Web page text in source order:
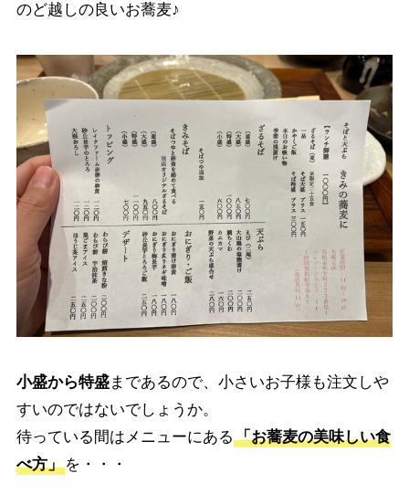
のど越しの良いお蕎麦♪
小盛から特盛まであるので、小さいお子様も注文しや
すいのではないでしょうか。
待っている間はメニューにある 「お蕎麦の美味しい食
べ方」を・・・